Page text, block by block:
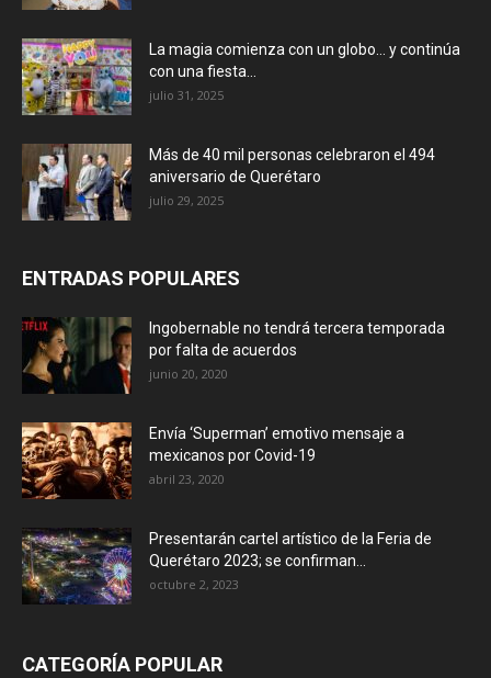
La magia comienza con un globo… y continúa
con una fiesta...
julio 31, 2025
Más de 40 mil personas celebraron el 494
aniversario de Querétaro
julio 29, 2025
ENTRADAS POPULARES
Ingobernable no tendrá tercera temporada
por falta de acuerdos
junio 20, 2020
Envía ‘Superman’ emotivo mensaje a
mexicanos por Covid-19
abril 23, 2020
Presentarán cartel artístico de la Feria de
Querétaro 2023; se confirman...
octubre 2, 2023
CATEGORÍA POPULAR